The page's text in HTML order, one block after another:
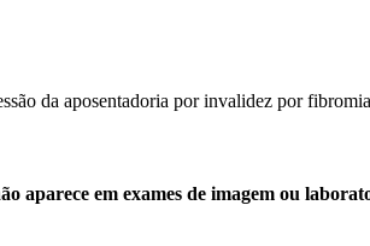
da aposentadoria por invalidez por
aparece em exames de imagem ou